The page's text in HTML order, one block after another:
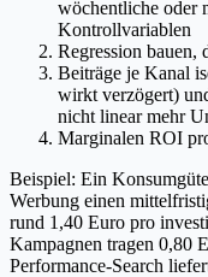
wöchentliche oder
Kontrollvariablen
Regression bauen,
Beiträge je Kanal
wirkt verzögert)
nicht linear mehr
Marginalen ROI
Beispiel: Ein
Werbung einen
rund 1,40 Euro pro
Kampagnen tragen 0,80
Performance-Search